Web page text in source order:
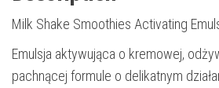
Milk Shake Smoothies Activating
Emulsja aktywująca o kremowej,
pachnącej formule o delikatnym